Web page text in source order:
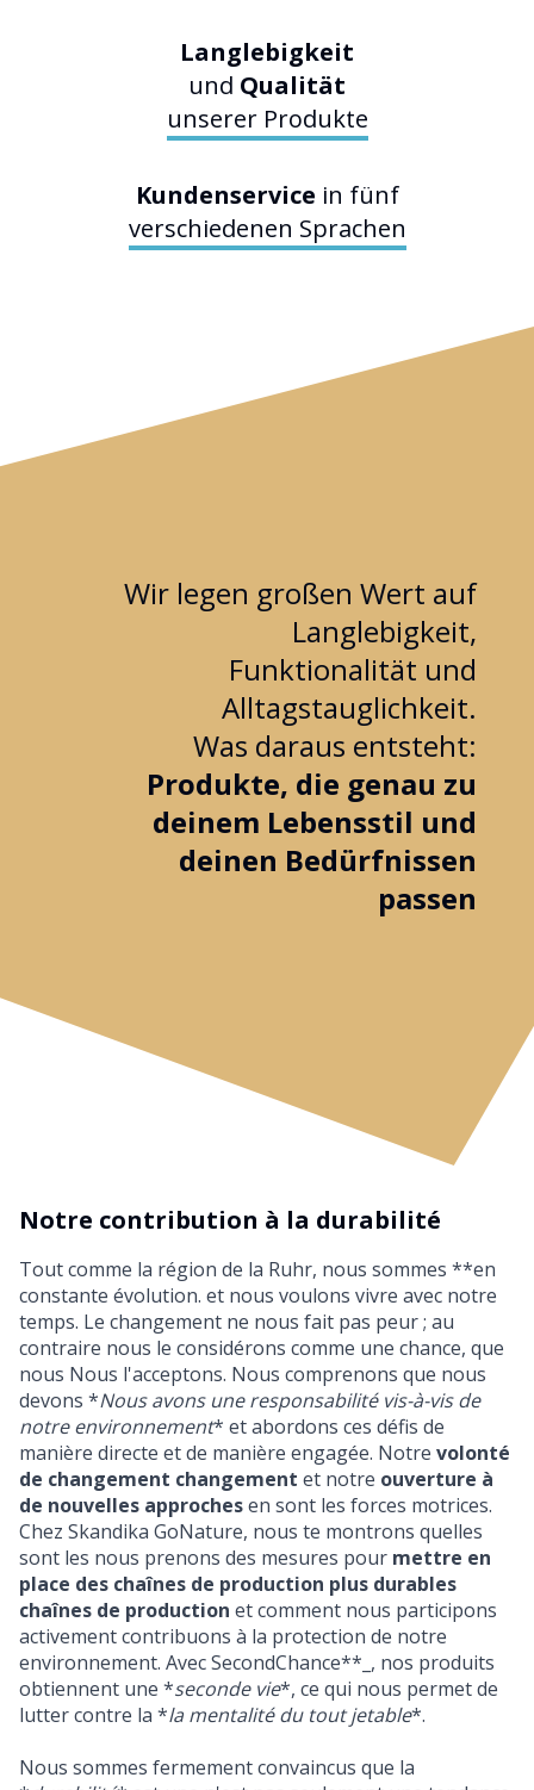
Langlebigkeit
und Qualität
unserer Produkte
Kundenservice in fünf
verschiedenen Sprachen
Wir legen großen Wert auf
Langlebigkeit,
Funktionalität und
Alltagstauglichkeit.
Was daraus entsteht:
Produkte, die genau zu
deinem Lebensstil und
deinen Bedürfnissen
passen
Notre contribution à la durabilité
Tout comme la région de la Ruhr, nous sommes **en
constante évolution. et nous voulons vivre avec notre
temps. Le changement ne nous fait pas peur ; au
contraire nous le considérons comme une chance, que
nous Nous l'acceptons. Nous comprenons que nous
devons *Nous avons une responsabilité vis-à-vis de
notre environnement* et abordons ces défis de
manière directe et de manière engagée. Notre volonté
de changement changement et notre ouverture à
de nouvelles approchesen sont les forces motrices.
Chez Skandika GoNature, nous te montrons quelles
sont les nous prenons des mesures pour mettre en
place des chaînes de production plus durables
chaînes de production et comment nous participons
activement contribuons à la protection de notre
environnement. Avec SecondChance**_, nos produits
obtiennent une *seconde vie*, ce qui nous permet de
lutter contre la *la mentalité du tout jetable*.
Nous sommes fermement convaincus que la